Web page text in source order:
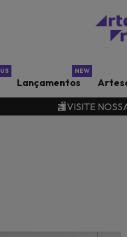
🏬VISITE
Lançamentos